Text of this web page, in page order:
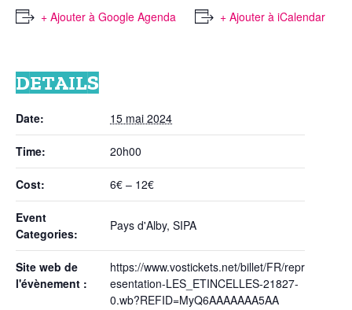
+ Ajouter à Google Agenda + Ajouter à iCalendar
DETAILS
Date: 15 mai 2024
Time: 20h00
Cost: 6€ – 12€
Event
Categories:
Pays d'Alby, SIPA
Site web de
l'évènement :
https://www.vostickets.net/billet/FR/repr
esentation-LES_ETINCELLES-21827-
0.wb?REFID=MyQ6AAAAAAA5AA